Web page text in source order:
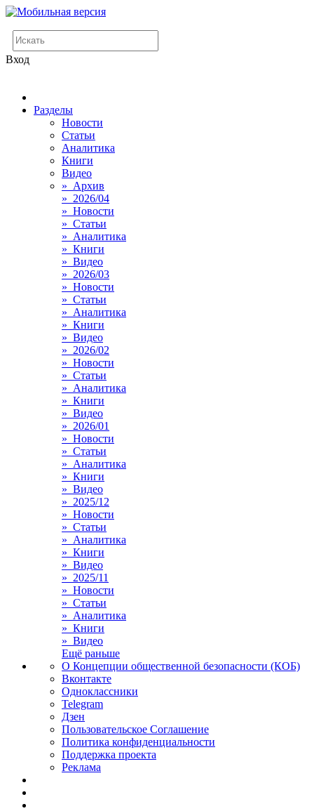
Вход
Разделы
Новости
Статьи
Аналитика
Книги
Видео
» Архив
» 2026/04
» Новости
» Статьи
» Аналитика
» Книги
» Видео
» 2026/03
» Новости
» Статьи
» Аналитика
» Книги
» Видео
» 2026/02
» Новости
» Статьи
» Аналитика
» Книги
» Видео
» 2026/01
» Новости
» Статьи
» Аналитика
» Книги
» Видео
» 2025/12
» Новости
» Статьи
» Аналитика
» Книги
» Видео
» 2025/11
» Новости
» Статьи
» Аналитика
» Книги
» Видео
Ещё раньше
О Концепции общественной безопасности (КОБ)
Вконтакте
Одноклассники
Telegram
Дзен
Пользовательское Соглашение
Политика конфиденциальности
Поддержка проекта
Реклама